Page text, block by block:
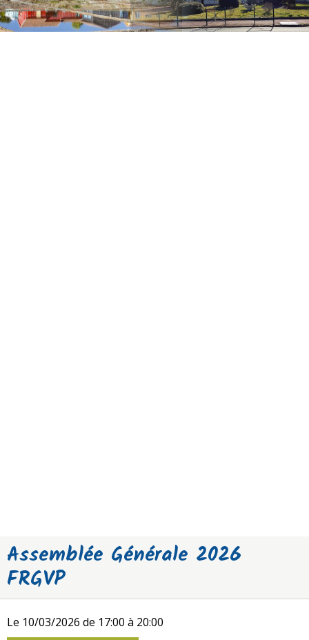
Assemblée Générale 2026
FRGVP
Le 10/03/2026 de 17:00 à 20:00